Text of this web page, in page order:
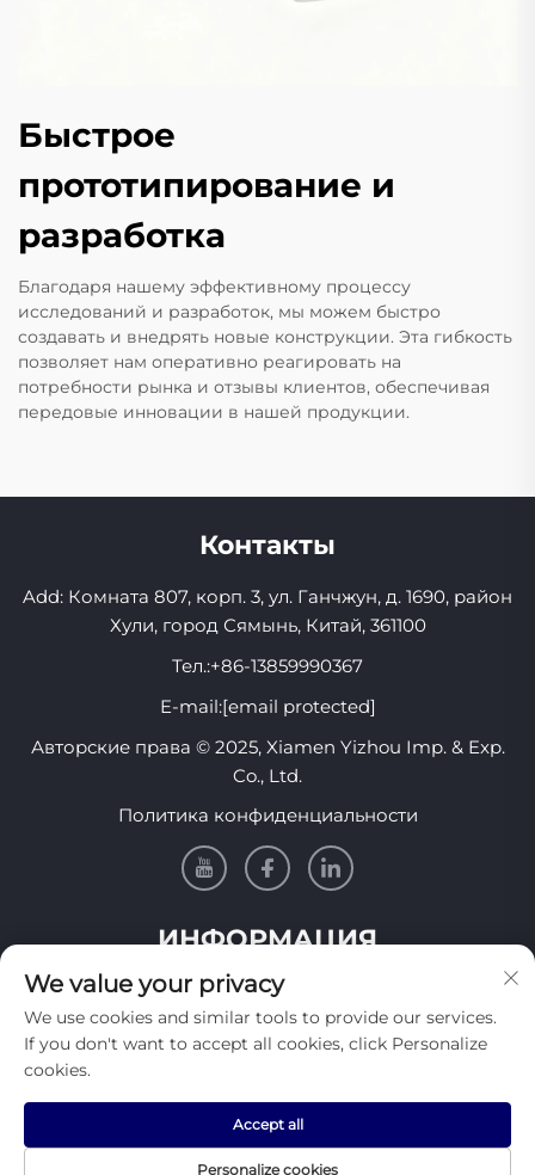
Быстрое
прототипирование и
разработка
Благодаря нашему эффективному процессу
исследований и разработок, мы можем быстро
создавать и внедрять новые конструкции. Эта гибкость
позволяет нам оперативно реагировать на
потребности рынка и отзывы клиентов, обеспечивая
передовые инновации в нашей продукции.
Контакты
Add: Комната 807, корп. 3, ул. Ганчжун, д. 1690, район
Хули, город Сямынь, Китай, 361100
Тел.:+86-13859990367
E-mail:[email protected]
Авторские права © 2025, Xiamen Yizhou Imp. & Exp.
Co., Ltd.
Политика конфиденциальности
ИНФОРМАЦИЯ
Подпишитесь, чтобы получать нашу еженедельную
рассылку
Отправить
We value your privacy
We use cookies and similar tools to provide our services.
If you don't want to accept all cookies, click Personalize
cookies.
Personalize cookies
Accept all